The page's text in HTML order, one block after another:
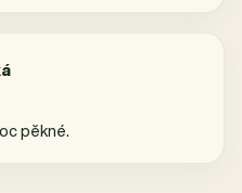
5 z 5 hvězdiček.
pěkné.